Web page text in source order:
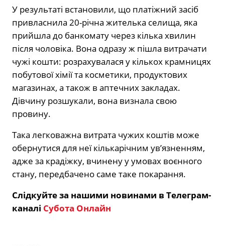
У результаті встановили, що платіжний засіб
привласнила 20-річна жителька селища, яка
прийшла до банкомату через кілька хвилин
після чоловіка. Вона одразу ж пішла витрачати
чужі кошти: розрахувалася у кількох крамницях
побутової хімії та косметики, продуктових
магазинах, а також в аптечних закладах.
Дівчину розшукали, вона визнала свою
провину.
Така легковажна витрата чужих коштів може
обернутися для неї кількарічним ув’язненням,
адже за крадіжку, вчинену у умовах воєнного
стану, передбачено саме таке покарання.
Слідкуйте за нашими новинами в Телеграм-
каналі Субота Онлайн